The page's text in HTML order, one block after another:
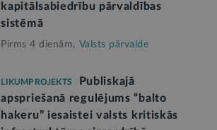
kapitālsabiedrību pārvaldības
sistēmā
Pirms 4 dienām, Valsts pārvalde
LIKUMPROJEKTS
Publiskajā
apspriešanā regulējums “balto
hakeru” iesaistei valsts kritiskās